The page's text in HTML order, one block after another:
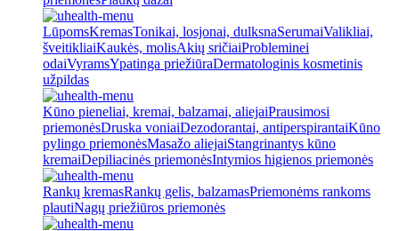
LūpomsKremasTonikai, losjonai, dulksnaSerumaiValikliai,
šveitikliaiKaukės, molisAkių sričiaiProbleminei
odaiVyramsYpatinga priežiūraDermatologinis kosmetinis
užpildas
Kūno pieneliai, kremai, balzamai, aliejaiPrausimosi
priemonėsDruska voniaiDezodorantai, antiperspirantaiKūno
pylingo priemonėsMasažo aliejaiStangrinantys kūno
kremaiDepiliacinės priemonėsIntymios higienos priemonės
Rankų kremasRankų gelis, balzamasPriemonėms rankoms
plautiNagų priežiūros priemonės